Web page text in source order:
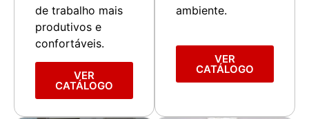
de trabalho mais
produtivos e
confortáveis.
VER
CATÁLOGO
ambiente.
VER
CATÁLOGO